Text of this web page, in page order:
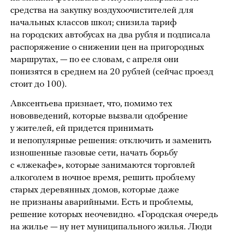
средства на закупку воздухоочистителей для
начальных классов школ; снизила тариф
на городских автобусах на два рубля и подписала
распоряжение о снижении цен на пригородных
маршрутах, — по ее словам, с апреля они
понизятся в среднем на 20 рублей (сейчас проезд
стоит до 100).
Авксентьева признает, что, помимо тех
нововведений, которые вызвали одобрение
у жителей, ей придется принимать
и непопулярные решения: отключить и заменить
изношенные газовые сети, начать борьбу
с «лжекафе», которые занимаются торговлей
алкоголем в ночное время, решить проблему
старых деревянных домов, которые даже
не признаны аварийными. Есть и проблемы,
решение которых неочевидно. «Городская очередь
на жилье — ну нет муниципального жилья. Люди